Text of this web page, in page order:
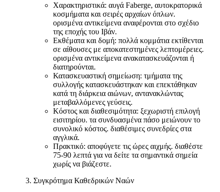
Χαρακτηριστικά: αυγά Faberge, αυτοκρατορικά
κοσμήματα και σειρές αρχαίων όπλων.
ορισμένα αντικείμενα αναφέρονται στο σχέδιο
της εποχής του Ιβάν.
Εκθέματα και δομή: πολλά κομμάτια εκτίθενται
σε αίθουσες με αποκατεστημένες λεπτομέρειες.
ορισμένα αντικείμενα ανακατασκευάζονται ή
διατηρούνται.
Κατασκευαστική σημείωση: τμήματα της
συλλογής κατασκευάστηκαν και επεκτάθηκαν
κατά τη διάρκεια αιώνων, αντανακλώντας
μεταβαλλόμενες γεύσεις.
Κόστος και διαθεσιμότητα: ξεχωριστή επιλογή
εισιτηρίου. τα συνδυασμένα πάσο μειώνουν το
συνολικό κόστος. διαθέσιμες συνεδρίες στα
αγγλικά.
Πρακτικό: αποφύγετε τις ώρες αιχμής. διαθέστε
75-90 λεπτά για να δείτε τα σημαντικά σημεία
χωρίς να βιάζεστε.
Συγκρότημα Καθεδρικών Ναών